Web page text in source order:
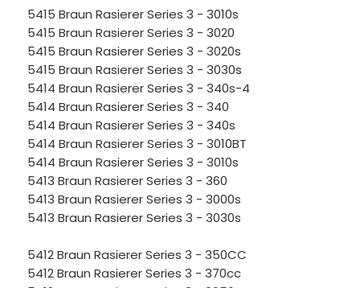
5415 Braun Rasierer Series 3 - 3010s
5415 Braun Rasierer Series 3 - 3020
5415 Braun Rasierer Series 3 - 3020s
5415 Braun Rasierer Series 3 - 3030s
5414 Braun Rasierer Series 3 - 340s-4
5414 Braun Rasierer Series 3 - 340
5414 Braun Rasierer Series 3 - 340s
5414 Braun Rasierer Series 3 - 3010BT
5414 Braun Rasierer Series 3 - 3010s
5413 Braun Rasierer Series 3 - 360
5413 Braun Rasierer Series 3 - 3000s
5413 Braun Rasierer Series 3 - 3030s
5412 Braun Rasierer Series 3 - 350CC
5412 Braun Rasierer Series 3 - 370cc